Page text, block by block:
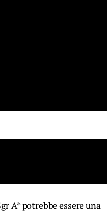
A* potrebbe essere una